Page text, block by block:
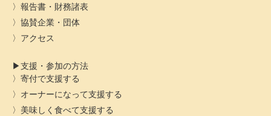
報告書・財務諸表
協賛企業・団体
アクセス
支援・参加の方法
寄付で支援する
オーナーになって支援する
美味しく食べて支援する